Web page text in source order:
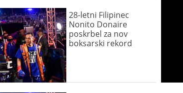
28-letni Filipinec
Nonito Donaire
poskrbel za nov
boksarski rekord